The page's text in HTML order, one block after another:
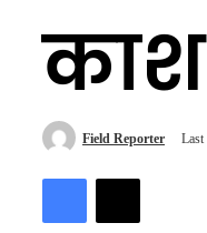
Field Reporter
Send
Last
Facebook
X